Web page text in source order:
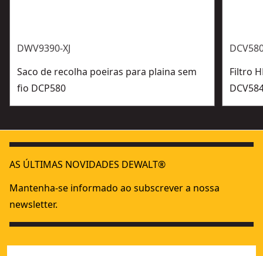
DWV9390-XJ
Saco de recolha poeiras para plaina sem
fio DCP580
Filtro
AS ÚLTIMAS NOVIDADES DEWALT®
Mantenha-se informado ao subscrever a nossa
newsletter.